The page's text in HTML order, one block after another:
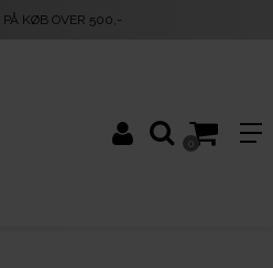
PÅ KØB OVER 500,-
0